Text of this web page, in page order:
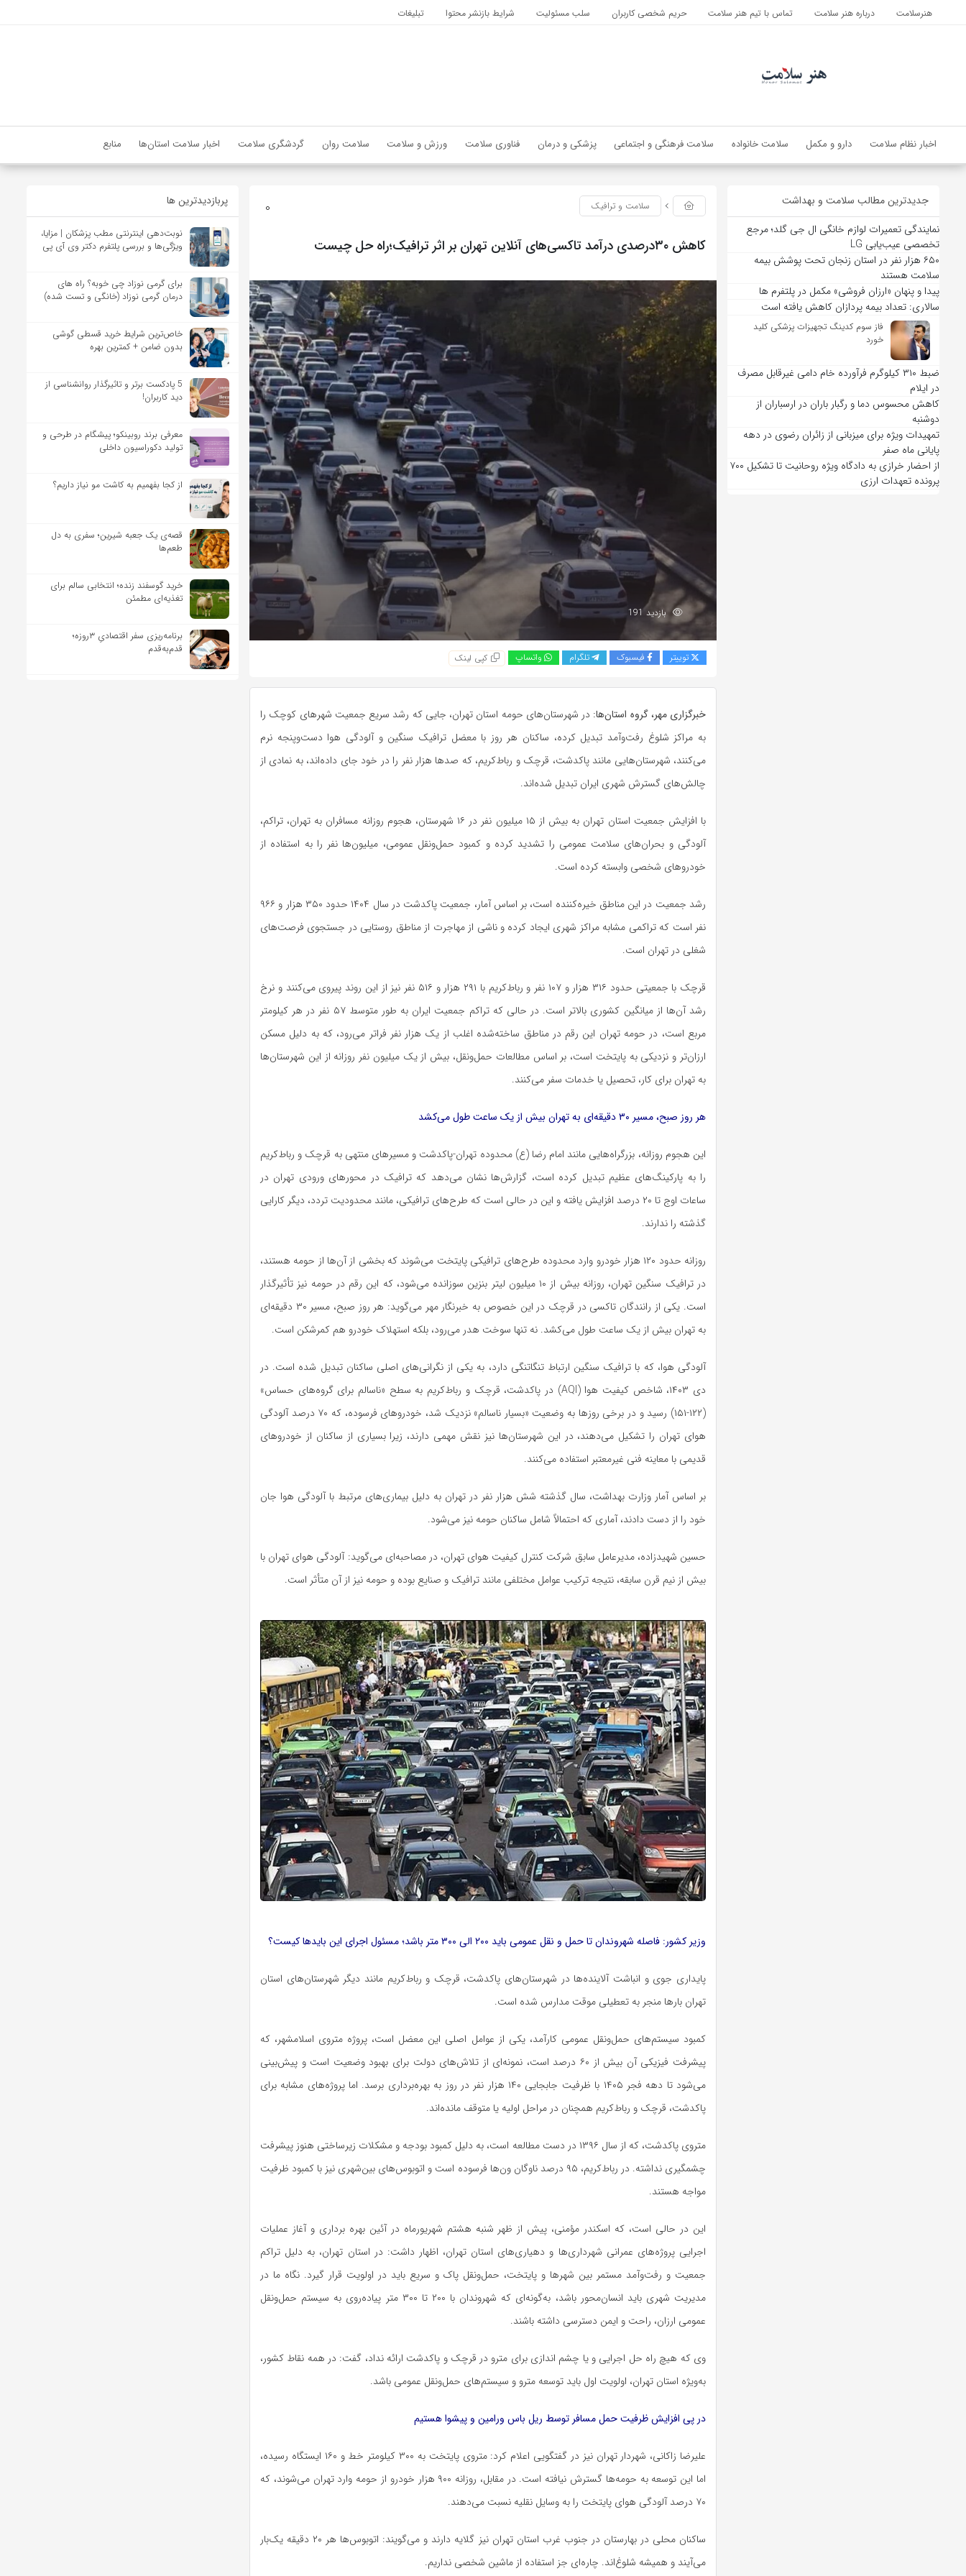
هنرسلامت درباره هنر سلامت تماس با تیم هنر سلامت حریم شخصی کاربران سلب مسئولیت شرایط بازنشر محتوا تبلیغات
اخبار نظام سلامت دارو و مکمل سلامت خانواده سلامت فرهنگی و اجتماعی پزشکی و درمان فناوری سلامت ورزش و سلامت سلامت روان گردشگری سلامت اخبار سلامت استان‌ها منابع
جدیدترین مطالب سلامت و بهداشت
نمایندگی تعمیرات لوازم خانگی ال جی گلد؛ مرجع
تخصصی عیب‌یابی LG
۶۵۰ هزار نفر در استان زنجان تحت پوشش بیمه
سلامت هستند
پیدا و پنهان «ارزان فروشی» مکمل در پلتفرم ها
سالاری: تعداد بیمه پردازان کاهش یافته است
فاز سوم کدینگ تجهیزات پزشکی کلید
خورد
ضبط ۳۱۰ کیلوگرم فرآورده خام دامی غیرقابل مصرف
در ایلام
کاهش محسوس دما و رگبار باران در ارسباران از
دوشنبه
تمهیدات ویژه برای میزبانی از زائران رضوی در دهه
پایانی ماه صفر
از احضار خرازی به دادگاه ویژه روحانیت تا تشکیل ۷۰۰
پرونده تعهدات ارزی
0 سلامت و ترافیک
کاهش ۳۰درصدی درآمد تاکسی‌های آنلاین تهران بر اثر ترافیک؛راه حل چیست
بازدید 191
توییتر فیسبوک تلگرام واتساپ کپی لینک
خبرگزاری مهر، گروه استان‌ها: در شهرستان‌های حومه استان تهران، جایی که رشد سریع جمعیت شهرهای کوچک را
به مراکز شلوغ رفت‌وآمد تبدیل کرده، ساکنان هر روز با معضل ترافیک سنگین و آلودگی هوا دست‌وپنجه نرم
می‌کنند، شهرستان‌هایی مانند پاکدشت، قرچک و رباط‌کریم، که صدها هزار نفر را در خود جای داده‌اند، به نمادی از
چالش‌های گسترش شهری ایران تبدیل شده‌اند.
با افزایش جمعیت استان تهران به بیش از ۱۵ میلیون نفر در ۱۶ شهرستان، هجوم روزانه مسافران به تهران، تراکم،
آلودگی و بحران‌های سلامت عمومی را تشدید کرده و کمبود حمل‌ونقل عمومی، میلیون‌ها نفر را به استفاده از
خودروهای شخصی وابسته کرده است.
رشد جمعیت در این مناطق خیره‌کننده است، بر اساس آمار، جمعیت پاکدشت در سال ۱۴۰۴ حدود ۳۵۰ هزار و ۹۶۶
نفر است که تراکمی مشابه مراکز شهری ایجاد کرده و ناشی از مهاجرت از مناطق روستایی در جستجوی فرصت‌های
شغلی در تهران است.
قرچک با جمعیتی حدود ۳۱۶ هزار و ۱۰۷ نفر و رباط‌کریم با ۲۹۱ هزار و ۵۱۶ نفر نیز از این روند پیروی می‌کنند و نرخ
رشد آن‌ها از میانگین کشوری بالاتر است. در حالی که تراکم جمعیت ایران به طور متوسط ۵۷ نفر در هر کیلومتر
مربع است، در حومه تهران این رقم در مناطق ساخته‌شده اغلب از یک هزار نفر فراتر می‌رود، که به دلیل مسکن
ارزان‌تر و نزدیکی به پایتخت است، بر اساس مطالعات حمل‌ونقل، بیش از یک میلیون نفر روزانه از این شهرستان‌ها
به تهران برای کار، تحصیل یا خدمات سفر می‌کنند.
هر روز صبح، مسیر ۳۰ دقیقه‌ای به تهران بیش از یک ساعت طول می‌کشد
این هجوم روزانه، بزرگراه‌هایی مانند امام رضا (ع) محدوده تهران-پاکدشت و مسیرهای منتهی به قرچک و رباط‌کریم
را به پارکینگ‌های عظیم تبدیل کرده است، گزارش‌ها نشان می‌دهد که ترافیک در محورهای ورودی تهران در
ساعات اوج تا ۲۰ درصد افزایش یافته و این در حالی است که طرح‌های ترافیکی، مانند محدودیت تردد، دیگر کارایی
گذشته را ندارند.
روزانه حدود ۱۲۰ هزار خودرو وارد محدوده طرح‌های ترافیکی پایتخت می‌شوند که بخشی از آن‌ها از حومه هستند،
در ترافیک سنگین تهران، روزانه بیش از ۱۰ میلیون لیتر بنزین سوزانده می‌شود، که این رقم در حومه نیز تأثیرگذار
است. یکی از رانندگان تاکسی در قرچک در این خصوص به خبرنگار مهر می‌گوید: هر روز صبح، مسیر ۳۰ دقیقه‌ای
به تهران بیش از یک ساعت طول می‌کشد. نه تنها سوخت هدر می‌رود، بلکه استهلاک خودرو هم کمرشکن است.
آلودگی هوا، که با ترافیک سنگین ارتباط تنگاتنگی دارد، به یکی از نگرانی‌های اصلی ساکنان تبدیل شده است. در
دی ۱۴۰۳، شاخص کیفیت هوا (AQI) در پاکدشت، قرچک و رباط‌کریم به سطح «ناسالم برای گروه‌های حساس»
(۱۲۲-۱۵۱) رسید و در برخی روزها به وضعیت «بسیار ناسالم» نزدیک شد، خودروهای فرسوده، که ۷۰ درصد آلودگی
هوای تهران را تشکیل می‌دهند، در این شهرستان‌ها نیز نقش مهمی دارند، زیرا بسیاری از ساکنان از خودروهای
قدیمی با معاینه فنی غیرمعتبر استفاده می‌کنند.
بر اساس آمار وزارت بهداشت، سال گذشته شش هزار نفر در تهران به دلیل بیماری‌های مرتبط با آلودگی هوا جان
خود را از دست دادند، آماری که احتمالاً شامل ساکنان حومه نیز می‌شود.
حسین شهیدزاده، مدیرعامل سابق شرکت کنترل کیفیت هوای تهران، در مصاحبه‌ای می‌گوید: آلودگی هوای تهران با
بیش از نیم قرن سابقه، نتیجه ترکیب عوامل مختلفی مانند ترافیک و صنایع بوده و حومه نیز از آن متأثر است.
وزیر کشور: فاصله شهروندان تا حمل و نقل عمومی باید ۲۰۰ الی ۳۰۰ متر باشد؛ مسئول اجرای این بایدها کیست؟
پایداری جوی و انباشت آلاینده‌ها در شهرستان‌های پاکدشت، قرچک و رباط‌کریم مانند دیگر شهرستان‌های استان
تهران بارها منجر به تعطیلی موقت مدارس شده است.
کمبود سیستم‌های حمل‌ونقل عمومی کارآمد، یکی از عوامل اصلی این معضل است، پروژه متروی اسلامشهر، که
پیشرفت فیزیکی آن بیش از ۶۰ درصد است، نمونه‌ای از تلاش‌های دولت برای بهبود وضعیت است و پیش‌بینی
می‌شود تا دهه فجر ۱۴۰۵ با ظرفیت جابجایی ۱۴۰ هزار نفر در روز به بهره‌برداری برسد. اما پروژه‌های مشابه برای
پاکدشت، قرچک و رباط‌کریم همچنان در مراحل اولیه یا متوقف مانده‌اند.
متروی پاکدشت، که از سال ۱۳۹۶ در دست مطالعه است، به دلیل کمبود بودجه و مشکلات زیرساختی هنوز پیشرفت
چشمگیری نداشته. در رباط‌کریم، ۹۵ درصد ناوگان ون‌ها فرسوده است و اتوبوس‌های بین‌شهری نیز با کمبود ظرفیت
مواجه هستند.
این در حالی است، که اسکندر مؤمنی، پیش از ظهر شنبه هشتم شهریورماه در آئین بهره برداری و آغاز عملیات
اجرایی پروژه‌های عمرانی شهرداری‌ها و دهیاری‌های استان تهران، اظهار داشت: در استان تهران، به دلیل تراکم
جمعیت و رفت‌وآمد مستمر بین شهرها و پایتخت، حمل‌ونقل پاک و سریع باید در اولویت قرار گیرد. نگاه ما در
مدیریت شهری باید انسان‌محور باشد، به‌گونه‌ای که شهروندان با ۲۰۰ تا ۳۰۰ متر پیاده‌روی به سیستم حمل‌ونقل
عمومی ارزان، راحت و ایمن دسترسی داشته باشند.
وی که هیچ راه حل اجرایی و یا چشم اندازی برای مترو در قرچک و پاکدشت ارائه نداد، گفت: در همه نقاط کشور،
به‌ویژه استان تهران، اولویت اول باید توسعه مترو و سیستم‌های حمل‌ونقل عمومی باشد.
در پی افزایش ظرفیت حمل مسافر توسط ریل باس ورامین و پیشوا هستیم
علیرضا زاکانی، شهردار تهران نیز در گفتگویی اعلام کرد: متروی پایتخت به ۳۰۰ کیلومتر خط و ۱۶۰ ایستگاه رسیده،
اما این توسعه به حومه‌ها گسترش نیافته است. در مقابل، روزانه ۹۰۰ هزار خودرو از حومه وارد تهران می‌شوند، که
۷۰ درصد آلودگی هوای پایتخت را به وسایل نقلیه نسبت می‌دهند.
ساکنان محلی در بهارستان در جنوب غرب استان تهران نیز گلایه دارند و می‌گویند: اتوبوس‌ها هر ۲۰ دقیقه یک‌بار
می‌آیند و همیشه شلوغ‌اند. چاره‌ای جز استفاده از ماشین شخصی نداریم.
پربازدیدترین ها
نوبت‌دهی اینترنتی مطب پزشکان | مزایا،
ویژگی‌ها و بررسی پلتفرم دکتر وی آی پی
برای گرمی نوزاد چی خوبه؟ راه های
درمان گرمی نوزاد (خانگی و تست شده)
خاص‌ترین شرایط خرید قسطی گوشی
بدون ضامن + کمترین بهره
5 پادکست برتر و تاثیرگذار روانشناسی از
دید کاربران!
معرفی برند روبینکو؛ پیشگام در طرحی و
تولید دکوراسیون داخلی
از کجا بفهمیم به کاشت مو نیاز داریم؟
قصه‌ی یک جعبه شیرین؛ سفری به دل
طعم‌ها
خرید گوسفند زنده؛ انتخابی سالم برای
تغذیه‌ای مطمئن
برنامه‌ریزی سفر اقتصادیِ ۳روزه؛
قدم‌به‌قدم